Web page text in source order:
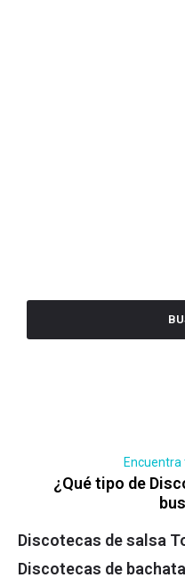
Encuentra
¿Qué tipo de
Discotecas de salsa
Discotecas de